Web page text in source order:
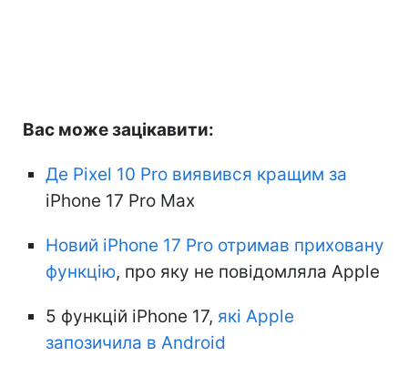
Вас може зацікавити:
Де Pixel 10 Pro виявився кращим за
iPhone 17 Pro Max
Новий iPhone 17 Pro отримав приховану
функцію, про яку не повідомляла Apple
5 функцій iPhone 17, які Apple
запозичила в Android